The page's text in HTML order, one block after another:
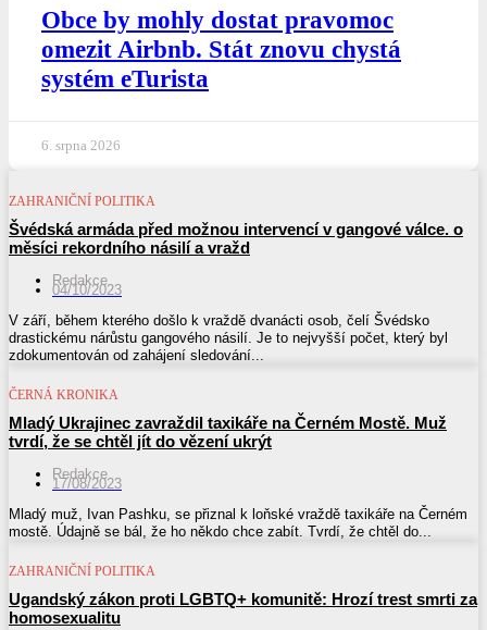
Obce by mohly dostat pravomoc
omezit Airbnb. Stát znovu chystá
systém eTurista
6. srpna 2026
ZAHRANIČNÍ POLITIKA
Švédská armáda před možnou intervencí v gangové válce. o
měsíci rekordního násilí a vražd
Redakce
04/10/2023
V září, během kterého došlo k vraždě dvanácti osob, čelí Švédsko
drastickému nárůstu gangového násilí. Je to nejvyšší počet, který byl
zdokumentován od zahájení sledování...
ČERNÁ KRONIKA
Mladý Ukrajinec zavraždil taxikáře na Černém Mostě. Muž
tvrdí, že se chtěl jít do vězení ukrýt
Redakce
17/08/2023
Mladý muž, Ivan Pashku, se přiznal k loňské vraždě taxikáře na Černém
mostě. Údajně se bál, že ho někdo chce zabít. Tvrdí, že chtěl do...
ZAHRANIČNÍ POLITIKA
Ugandský zákon proti LGBTQ+ komunitě: Hrozí trest smrti za
homosexualitu